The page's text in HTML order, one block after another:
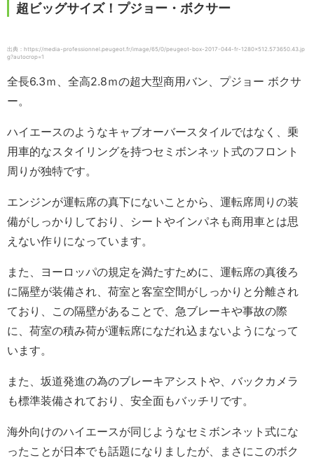
超ビッグサイズ！プジョー・ボクサー
出典：https://media-professionnel.peugeot.fr/image/65/0/peugeot-box-2017-044-fr-1280×512.573650.43.jp
g?autocrop=1
全長6.3ｍ、全高2.8ｍの超大型商用バン、プジョー ボクサ
ー。
ハイエースのようなキャブオーバースタイルではなく、乗
用車的なスタイリングを持つセミボンネット式のフロント
周りが独特です。
エンジンが運転席の真下にないことから、運転席周りの装
備がしっかりしており、シートやインパネも商用車とは思
えない作りになっています。
また、ヨーロッパの規定を満たすために、運転席の真後ろ
に隔壁が装備され、荷室と客室空間がしっかりと分離され
ており、この隔壁があることで、急ブレーキや事故の際
に、荷室の積み荷が運転席になだれ込まないようになって
います。
また、坂道発進の為のブレーキアシストや、バックカメラ
も標準装備されており、安全面もバッチリです。
海外向けのハイエースが同じようなセミボンネット式にな
ったことが日本でも話題になりましたが、まさにこのボク